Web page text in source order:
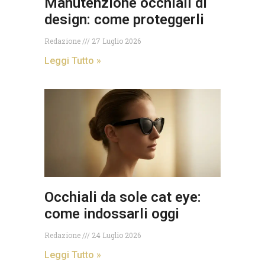
design: come proteggerli
Redazione 27 Luglio 2026
Leggi Tutto »
Occhiali da sole cat eye:
come indossarli oggi
Redazione 24 Luglio 2026
Leggi Tutto »